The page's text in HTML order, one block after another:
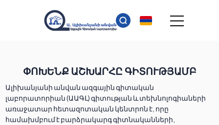
ՓՈԽԵՆՔ ԱՇԽԱՐՀԸ ԳԻՏՈՒԹՅԱՄԲ
Ալիխանյանի անվան ազգային գիտական
լաբորատորիան (ԱԱԳԼ) գիտության և տեխնոլոգիաների
առաջատար հետազոտական կենտրոն է, որը
համախմբում է բարձրակարգ գիտնականների,